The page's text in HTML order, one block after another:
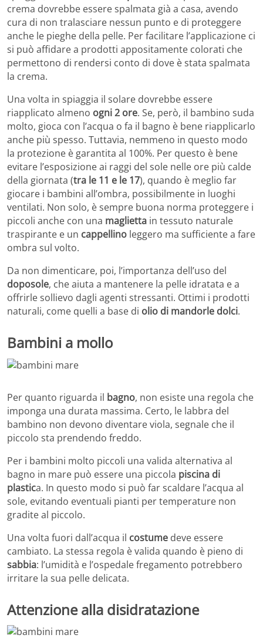
crema dovrebbe essere spalmata già a casa, avendo
cura di non tralasciare nessun punto e di proteggere
anche le pieghe della pelle. Per facilitare l’applicazione ci
si può affidare a prodotti appositamente colorati che
permettono di rendersi conto di dove è stata spalmata
la crema.
Una volta in spiaggia il solare dovrebbe essere
riapplicato almeno ogni 2 ore. Se, però, il bambino suda
molto, gioca con l’acqua o fa il bagno è bene riapplicarlo
anche più spesso. Tuttavia, nemmeno in questo modo
la protezione è garantita al 100%. Per questo è bene
evitare l’esposizione ai raggi del sole nelle ore più calde
della giornata (tra le 11 e le 17), quando è meglio far
giocare i bambini all’ombra, possibilmente in luoghi
ventilati. Non solo, è sempre buona norma proteggere i
piccoli anche con una maglietta in tessuto naturale
traspirante e un cappellino leggero ma sufficiente a fare
ombra sul volto.
Da non dimenticare, poi, l’importanza dell’uso del
doposole, che aiuta a mantenere la pelle idratata e a
offrirle sollievo dagli agenti stressanti. Ottimi i prodotti
naturali, come quelli a base di olio di mandorle dolci.
Bambini a mollo
Per quanto riguarda il bagno, non esiste una regola che
imponga una durata massima. Certo, le labbra del
bambino non devono diventare viola, segnale che il
piccolo sta prendendo freddo.
Per i bambini molto piccoli una valida alternativa al
bagno in mare può essere una piccola piscina di
plastica. In questo modo si può far scaldare l’acqua al
sole, evitando eventuali pianti per temperature non
gradite al piccolo.
Una volta fuori dall’acqua il costume deve essere
cambiato. La stessa regola è valida quando è pieno di
sabbia: l’umidità e l’ospedale fregamento potrebbero
irritare la sua pelle delicata.
Attenzione alla disidratazione